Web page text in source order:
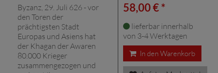
Byzanz, 29. Juli 626 - vor
den Toren der
prächtigsten Stadt
Europas und Asiens hat
der Khagan der Awaren
80.000 Krieger
zusammengezogen und
58,00 € *
lieferbar innerhalb
von 3-4 Werktagen
In den Warenkorb